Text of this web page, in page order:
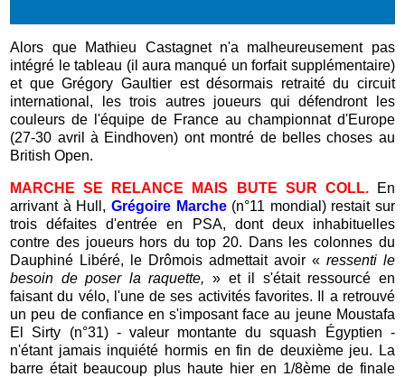
Alors que Mathieu Castagnet n'a malheureusement pas
intégré le tableau (il aura manqué un forfait supplémentaire)
et que Grégory Gaultier est désormais retraité du circuit
international, les trois autres joueurs qui défendront les
couleurs de l'équipe de France au championnat d'Europe
(27-30 avril à Eindhoven) ont montré de belles choses au
British Open.
MARCHE SE RELANCE MAIS BUTE SUR COLL.En
arrivant à Hull, Grégoire Marche(n°11 mondial) restait sur
trois défaites d'entrée en PSA, dont deux inhabituelles
contre des joueurs hors du top 20. Dans les colonnes du
Dauphiné Libéré, le Drômois admettait avoir « ressenti le
besoin de poser la raquette, » et il s'était ressourcé en
faisant du vélo, l'une de ses activités favorites. Il a retrouvé
un peu de confiance en s'imposant face au jeune Moustafa
El Sirty (n°31) - valeur montante du squash Égyptien -
n'étant jamais inquiété hormis en fin de deuxième jeu. La
barre était beaucoup plus haute hier en 1/8ème de finale